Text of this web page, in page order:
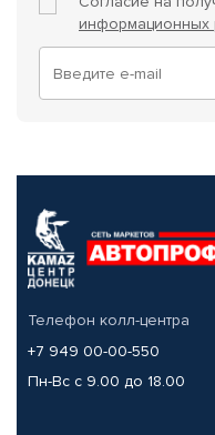
информационных
Телефон колл-центра
+7 949 00-00-550
Пн-Вс с 9.00 до 18.00